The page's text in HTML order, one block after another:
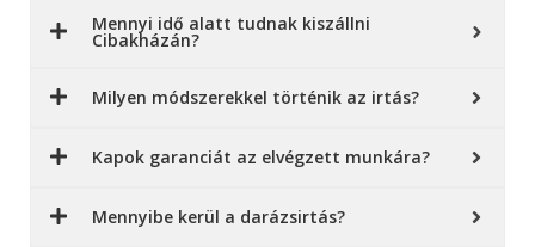
Mennyi idő alatt tudnak kiszállni
Cibakházán?
Milyen módszerekkel történik az irtás?
Kapok garanciát az elvégzett munkára?
Mennyibe kerül a darázsirtás?